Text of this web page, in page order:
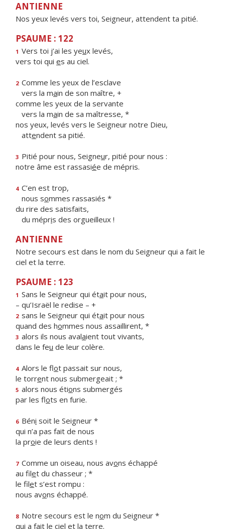
ANTIENNE
Nos yeux levés vers toi, Seigneur, attendent ta pitié.
PSAUME : 122
1 Vers toi j’ai les yeux levés,
vers toi qui es au ciel.
2 Comme les yeux de l’esclave
vers la main de son maître, +
comme les yeux de la servante
vers la main de sa maîtresse, *
nos yeux, levés vers le Seigneur notre Dieu,
attendent sa pitié.
3 Pitié pour nous, Seigneur, pitié pour nous :
notre âme est rassasiée de mépris.
4 C’en est trop,
nous sommes rassasiés *
du rire des satisfaits,
du mépris des orgueilleux !
ANTIENNE
Notre secours est dans le nom du Seigneur qui a fait le
ciel et la terre.
PSAUME : 123
1 Sans le Seigneur qui était pour nous,
– qu’Israël le redise – +
2 sans le Seigneur qui était pour nous
quand des hommes nous assaillirent, *
3 alors ils nous avalaient tout vivants,
dans le feu de leur colère.
4 Alors le flot passait sur nous,
le torrent nous submergeait ; *
5 alors nous étions submergés
par les flots en furie.
6 Béni soit le Seigneur *
qui n’a pas fait de nous
la proie de leurs dents !
7 Comme un oiseau, nous avons échappé
au filet du chasseur ; *
le filet s’est rompu :
nous avons échappé.
8 Notre secours est le nom du Seigneur *
qui a fait le ciel et la terre.